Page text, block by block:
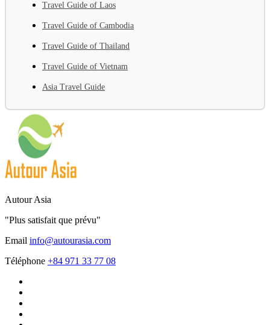
Travel Guide of Laos
Travel Guide of Cambodia
Travel Guide of Thailand
Travel Guide of Vietnam
Asia Travel Guide
Autour Asia
"Plus satisfait que prévu"
Email info@autourasia.com
Téléphone +84 971 33 77 08